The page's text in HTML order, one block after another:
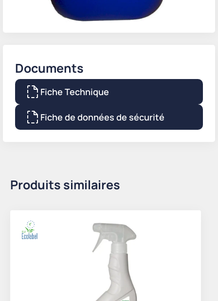
Documents
Fiche Technique
Fiche de données de sécurité
Produits similaires